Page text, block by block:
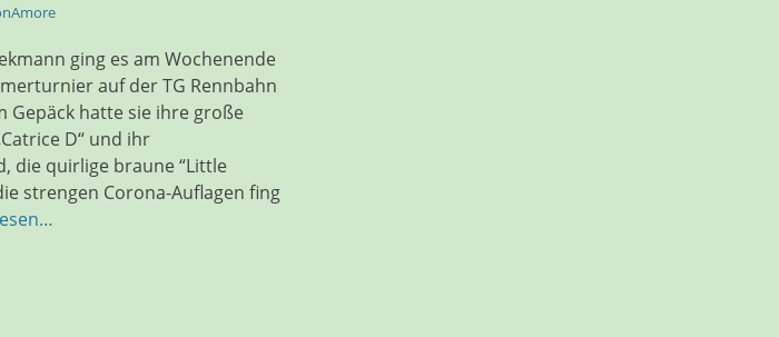
ging es am Wochenende
auf der TG Rennbahn
Gepäck hatte sie ihre große
D“ und ihr
die quirlige braune “Little
strengen Corona-Auflagen fing